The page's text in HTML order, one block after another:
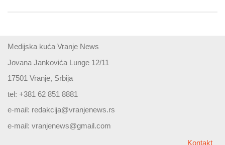
Medijska kuća Vranje News
Jovana Jankovića Lunge 12/11
17501 Vranje, Srbija
tel: +381 62 851 8881
e-mail: redakcija@vranjenews.rs
e-mail: vranjenews@gmail.com
Kontakt